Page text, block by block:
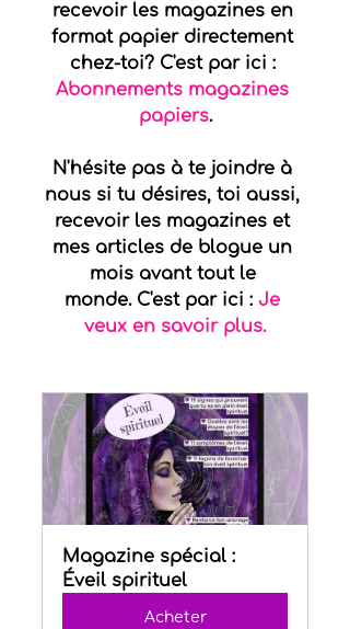
recevoir les magazines en
format papier directement
chez-toi? C'est par ici :
Abonnements magazines
papiers.
N'hésite pas à te joindre à
nous si tu désires, toi aussi,
recevoir les magazines et
mes articles de blogue un
mois avant tout le
monde. C'est par ici : Je
veux en savoir plus.
Magazine spécial :
Éveil spirituel
Acheter